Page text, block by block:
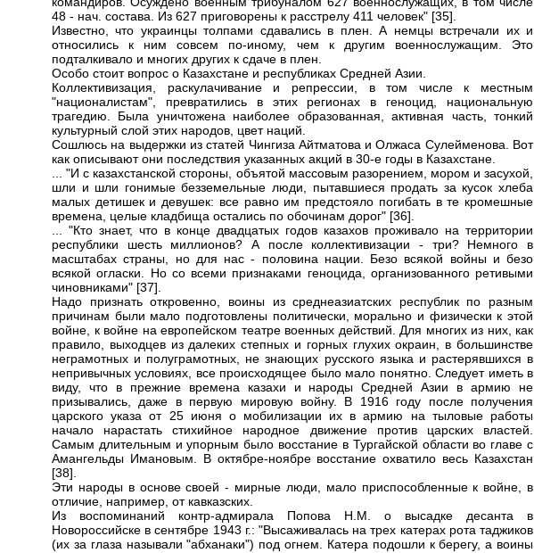
48 - нач. состава. Из 627 приговорены к расстрелу 411 человек" [35].
Известно, что украинцы толпами сдавались в плен. А немцы встречали их и
относились к ним совсем по-иному, чем к другим военнослужащим. Это
подталкивало и многих других к сдаче в плен.
Особо стоит вопрос о Казахстане и республиках Средней Азии.
Коллективизация, раскулачивание и репрессии, в том числе к местным
"националистам", превратились в этих регионах в геноцид, национальную
трагедию. Была уничтожена наиболее образованная, активная часть, тонкий
культурный слой этих народов, цвет наций.
Сошлюсь на выдержки из статей Чингиза Айтматова и Олжаса Сулейменова. Вот
как описывают они последствия указанных акций в 30-е годы в Казахстане.
... "И с казахстанской стороны, объятой массовым разорением, мором и засухой,
шли и шли гонимые безземельные люди, пытавшиеся продать за кусок хлеба
малых детишек и девушек: все равно им предстояло погибать в те кромешные
времена, целые кладбища остались по обочинам дорог" [36].
... "Кто знает, что в конце двадцатых годов казахов проживало на территории
республики шесть миллионов? А после коллективизации - три? Немного в
масштабах страны, но для нас - половина нации. Безо всякой войны и безо
всякой огласки. Но со всеми признаками геноцида, организованного ретивыми
чиновниками" [37].
Надо признать откровенно, воины из среднеазиатских республик по разным
причинам были мало подготовлены политически, морально и физически к этой
войне, к войне на европейском театре военных действий. Для многих из них, как
правило, выходцев из далеких степных и горных глухих окраин, в большинстве
неграмотных и полуграмотных, не знающих русского языка и растерявшихся в
непривычных условиях, все происходящее было мало понятно. Следует иметь в
виду, что в прежние времена казахи и народы Средней Азии в армию не
призывались, даже в первую мировую войну. В 1916 году после получения
царского указа от 25 июня о мобилизации их в армию на тыловые работы
начало нарастать стихийное народное движение против царских властей.
Самым длительным и упорным было восстание в Тургайской области во главе с
Амангельды Имановым. В октябре-ноябре восстание охватило весь Казахстан
[38].
Эти народы в основе своей - мирные люди, мало приспособленные к войне, в
отличие, например, от кавказских.
Из воспоминаний контр-адмирала Попова Н.М. о высадке десанта в
Новороссийске в сентябре 1943 г.: "Высаживалась на трех катерах рота таджиков
(их за глаза называли "абханаки") под огнем. Катера подошли к берегу, а воины